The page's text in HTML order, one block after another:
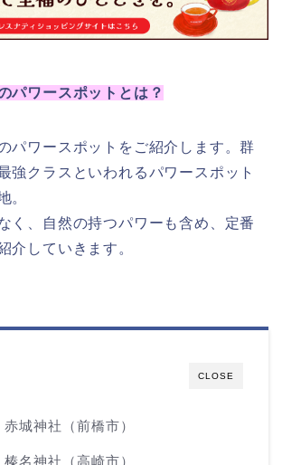
パワースポットとは？
パワースポットをご紹介します。群
強クラスといわれるパワースポット
。
く、自然の持つパワーも含め、定番
介していきます。
CLOSE
城神社（前橋市）
名神社（高崎市）